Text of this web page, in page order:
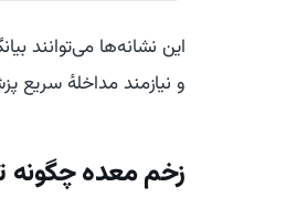
این نشانه‌ها می‌توانند
و نیازمند مداخلهٔ سریع
زخم معده